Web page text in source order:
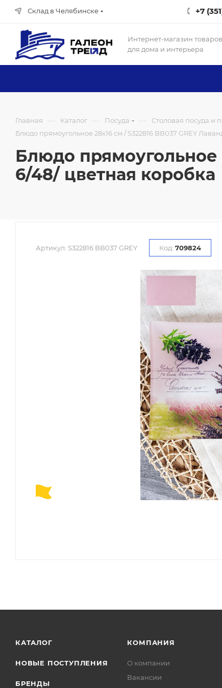
Склад в Челябинске +7
Интернет-магазин товаров
для дома и интерьера
Главная — Каталог — Посуда — Столовая посуда и
Блюдо прямоугольное 28x16 см / S322816 BB037 GREY
Блюдо прямоугольное
6/48/ цветная коробка
Артикул: S322816 BB037 GREY Код: 709824
КАТАЛОГ
НОВЫЕ ПОСТУПЛЕНИЯ
БРЕНДЫ
КОМПАНИЯ
О компании
Вакансии